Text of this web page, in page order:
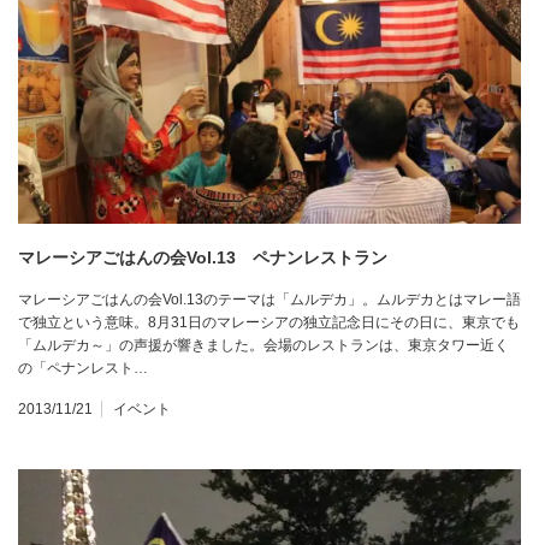
マレーシアごはんの会Vol.13 ペナンレストラン
マレーシアごはんの会Vol.13のテーマは「ムルデカ」。ムルデカとはマレー語
で独立という意味。8月31日のマレーシアの独立記念日にその日に、東京でも
「ムルデカ～」の声援が響きました。会場のレストランは、東京タワー近く
の「ペナンレスト…
2013/11/21 イベント